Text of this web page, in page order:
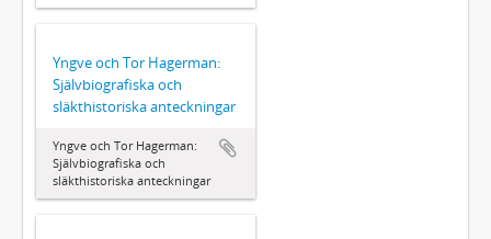
Yngve och Tor Hagerman:
Självbiografiska och
släkthistoriska anteckningar
Yngve och Tor Hagerman:
Självbiografiska och
släkthistoriska anteckningar